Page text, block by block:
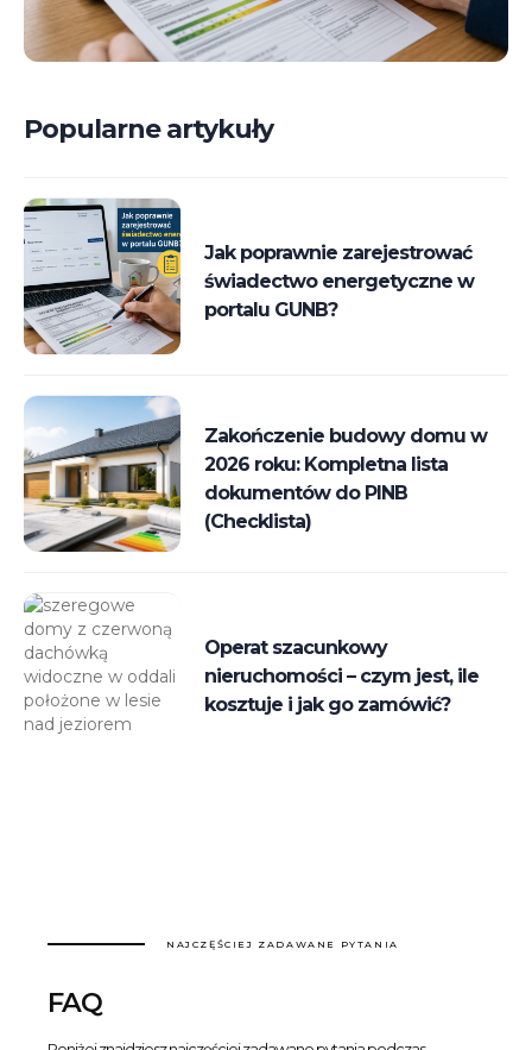
Popularne artykuły
Jak poprawnie zarejestrować
świadectwo energetyczne w
portalu GUNB?
Zakończenie budowy domu w
2026 roku: Kompletna lista
dokumentów do PINB
(Checklista)
Operat szacunkowy
nieruchomości – czym jest, ile
kosztuje i jak go zamówić?
NAJCZĘŚCIEJ ZADAWANE PYTANIA
FAQ